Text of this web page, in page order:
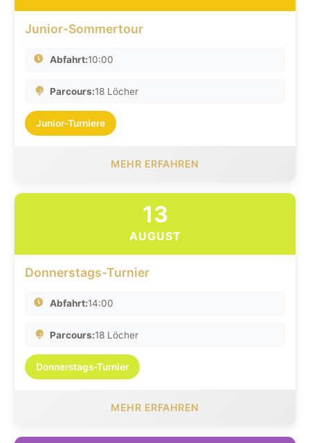
Junior-Sommertour
Abfahrt:10:00
Parcours:18 Löcher
Junior-Turniere
MEHR ERFAHREN
13
AUGUST
Donnerstags-Turnier
Abfahrt:14:00
Parcours:18 Löcher
Donnerstags-Turnier
MEHR ERFAHREN